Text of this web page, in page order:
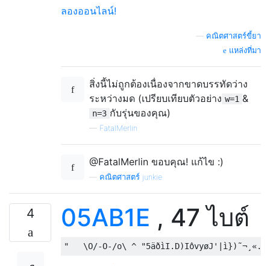
ลองออนไลน์!
คณิตศาสตร์ขี้ยา
แหล่งที่มา
สิ่งนี้ไม่ถูกต้องเนื่องจากขาดบรรทัดว่าง
ระหว่างมด (เปรียบเทียบตัวอย่าง w=1 &
n=3 กับรุ่นของคุณ)
— FatalMerlin
@FatalMerlin ขอบคุณ! แก้ไข :)
คณิตศาสตร์ junkie
4 05AB1E , 47 ไบต์